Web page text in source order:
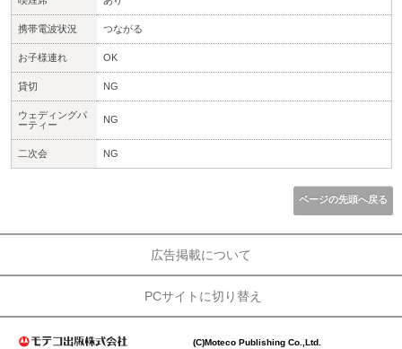
携帯電波状況 つながる
お子様連れ OK
貸切 NG
ウェディングパ
ーティー
NG
二次会 NG
ページの先頭へ戻る
広告掲載について
PCサイトに切り替え
(C)Moteco Publishing Co.,Ltd.